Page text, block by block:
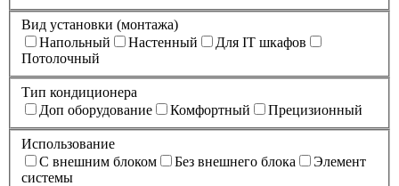
Вид установки (монтажа)
Напольный
Настенный
Для IT шкафов
Потолочный
Тип кондиционера
Доп оборудование
Комфортный Прецизионный
Использование
С внешним блоком
Без внешнего блока
Элемент
системы